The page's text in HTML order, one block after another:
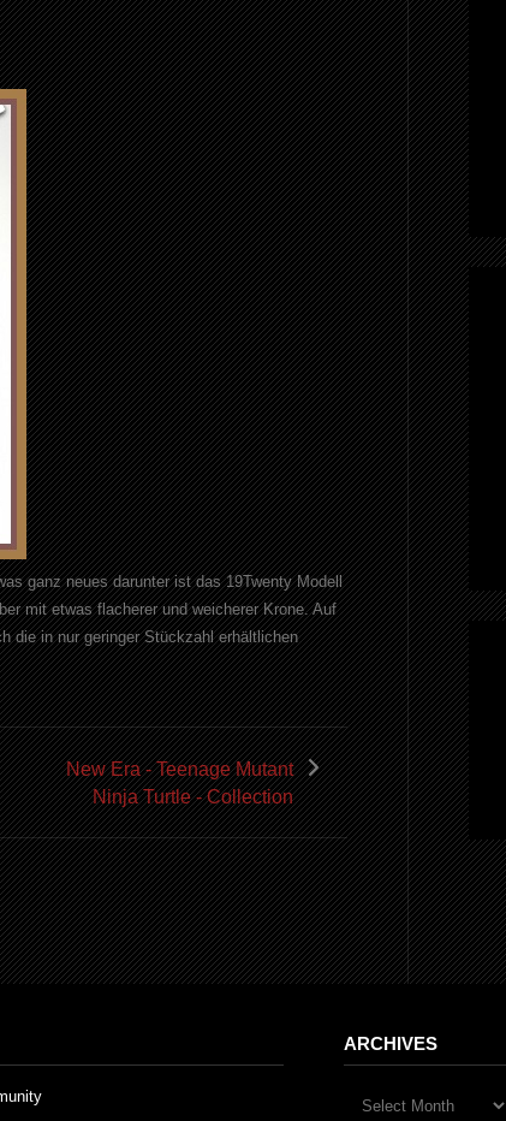
ganz neues darunter ist das 19Twenty Modell
mit etwas flacherer und weicherer Krone. Auf
die in nur geringer Stückzahl erhältlichen
New Era - Teenage Mutant
Ninja Turtle - Collection
ARCHIVES